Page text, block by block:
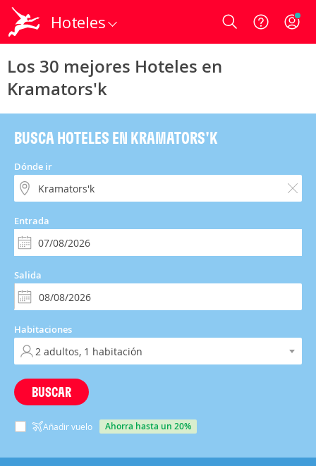
Hoteles Login
Los 30 mejores Hoteles en
Kramators'k
BUSCA HOTELES EN KRAMATORS'K
Dónde ir
Entrada
Salida
Habitaciones
BUSCAR
Añadir vuelo ahorra hasta un 20%